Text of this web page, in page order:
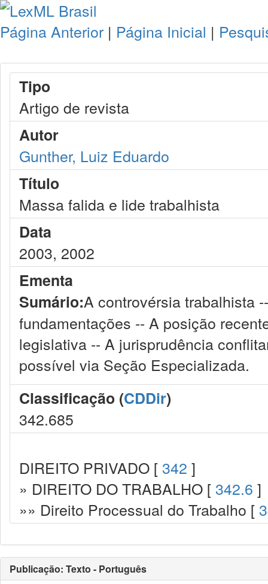
Página Anterior | Página Inicial |
Tipo
Artigo de revista
Autor
Gunther, Luiz Eduardo
Título
Massa falida e lide trabalhista
Data
2003, 2002
Ementa
Sumário:A controvérsia trabalhista
fundamentações -- A posição
legislativa -- A jurisprudência
possível via Seção Especializada.
Classificação (CDDir)
342.685
DIREITO PRIVADO [ 342 ]
» DIREITO DO TRABALHO [ 342.6 ]
»» Direito Processual do Trabalho [
Publicação: Texto - Português